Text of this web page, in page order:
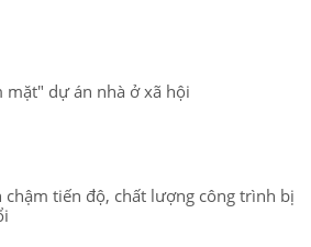
mặt" dự án nhà ở xã hội
chậm tiến độ, chất lượng công trình bị